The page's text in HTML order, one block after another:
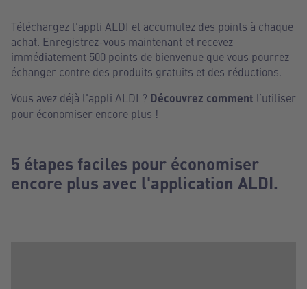
Téléchargez l'appli ALDI et accumulez des points à chaque
achat. Enregistrez-vous maintenant et recevez
immédiatement 500 points de bienvenue que vous pourrez
échanger contre des produits gratuits et des réductions.
Vous avez déjà l'appli ALDI ? Découvrez comment l’utiliser
pour économiser encore plus !
5 étapes faciles pour économiser
encore plus avec l'application ALDI.